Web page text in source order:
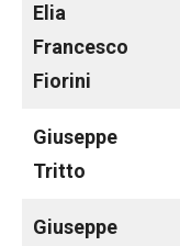
Elia
Francesco
Fiorini
Giuseppe
Tritto
Giuseppe